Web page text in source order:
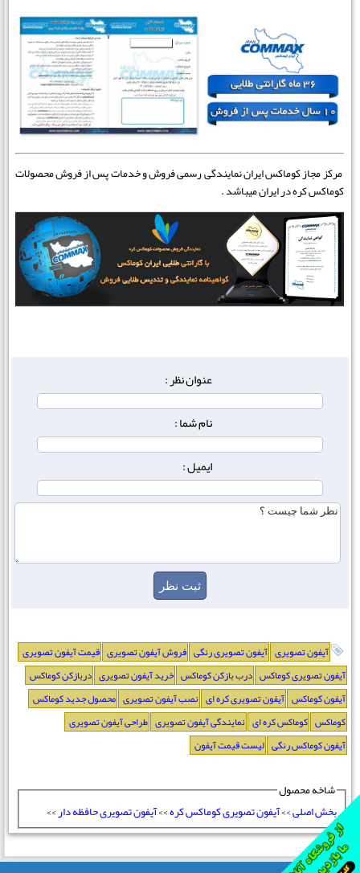
مرکز مجاز کوماکس ایران نمایندگی رسمی فروش و خدمات پس از فروش محصولات
کوماکس کره در ایران میباشد .
عنوان نظر :
نام شما :
ایمیل :
آیفون تصویری آیفون تصویری رنگی فروش آیفون تصویری قیمت آیفون تصویری
آیفون تصویری کوماکس درب بازکن کوماکس خرید آیفون تصویری دربازکن کوماکس
آیفون کوماکس آیفون تصویری کره ای نصب آیفون تصویری محصول جدید کوماکس
کوماکس کوماکس کره ای نمایندگی آیفون تصویری طراحی آیفون تصویری
آیفون کوماکس رنگی لیست قیمت آیفون
شاخه محصول
بخش اصلی
آیفون تصویری کوماکس کره>>آیفون تصویری حافظه دار>>